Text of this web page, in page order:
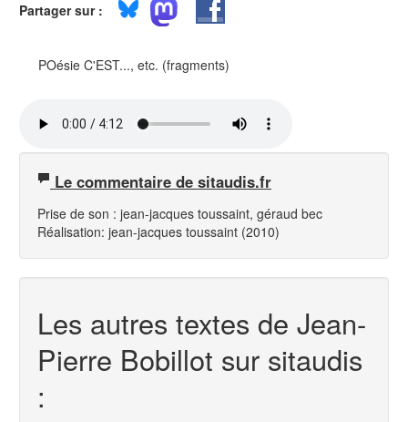
Partager sur :
POésie C'EST..., etc. (fragments)
Le commentaire de sitaudis.fr
Prise de son : jean-jacques toussaint, géraud bec
Réalisation: jean-jacques toussaint (2010)
Les autres textes de Jean-
Pierre Bobillot sur sitaudis
: